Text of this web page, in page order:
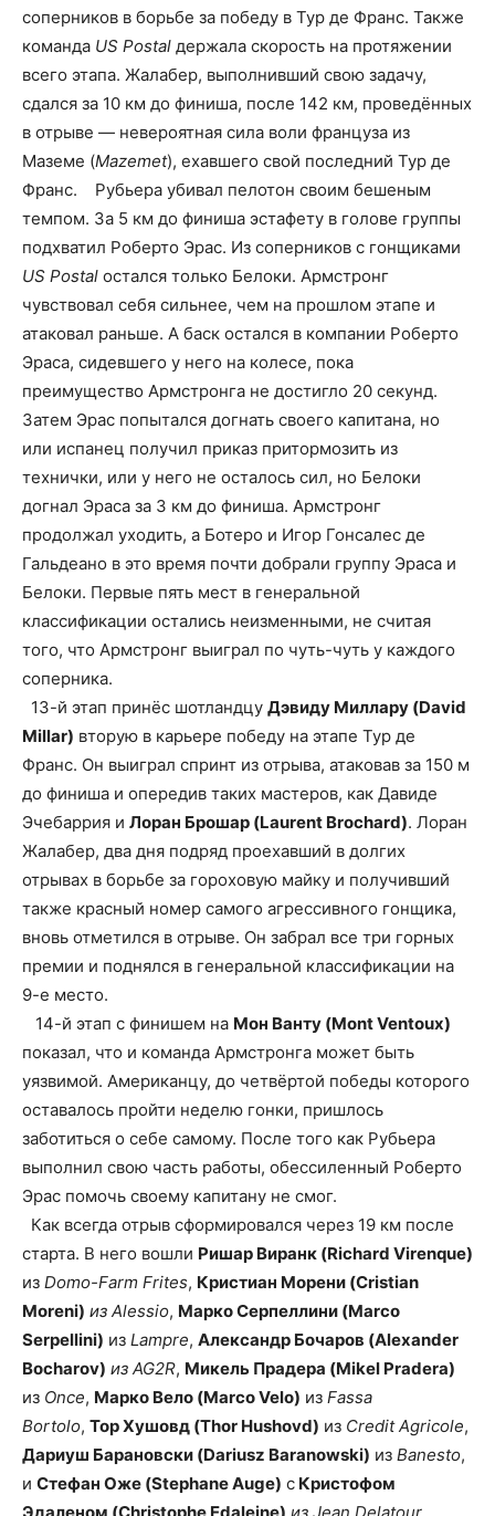
соперников в борьбе за победу в Тур де Франс. Также
команда US Postal держала скорость на протяжении
всего этапа. Жалабер, выполнивший свою задачу,
сдался за 10 км до финиша, после 142 км, проведённых
в отрыве — невероятная сила воли француза из
Маземе (Mazemet), ехавшего свой последний Тур де
Франс. Рубьера убивал пелотон своим бешеным
темпом. За 5 км до финиша эстафету в голове группы
подхватил Роберто Эрас. Из соперников с гонщиками
US Postal остался только Белоки. Армстронг
чувствовал себя сильнее, чем на прошлом этапе и
атаковал раньше. А баск остался в компании Роберто
Эраса, сидевшего у него на колесе, пока
преимущество Армстронга не достигло 20 секунд.
Затем Эрас попытался догнать своего капитана, но
или испанец получил приказ притормозить из
технички, или у него не осталось сил, но Белоки
догнал Эраса за 3 км до финиша. Армстронг
продолжал уходить, а Ботеро и Игор Гонсалес де
Гальдеано в это время почти добрали группу Эраса и
Белоки. Первые пять мест в генеральной
классификации остались неизменными, не считая
того, что Армстронг выиграл по чуть-чуть у каждого
соперника.
13-й этап принёс шотландцу Дэвиду Миллару (David
Millar) вторую в карьере победу на этапе Тур де
Франс. Он выиграл спринт из отрыва, атаковав за 150 м
до финиша и опередив таких мастеров, как Давиде
Эчебаррия и Лоран Брошар (Laurent Brochard). Лоран
Жалабер, два дня подряд проехавший в долгих
отрывах в борьбе за гороховую майку и получивший
также красный номер самого агрессивного гонщика,
вновь отметился в отрыве. Он забрал все три горных
премии и поднялся в генеральной классификации на
9-е место.
14-й этап с финишем на Мон Ванту (Mont Ventoux)
показал, что и команда Армстронга может быть
уязвимой. Американцу, до четвёртой победы которого
оставалось пройти неделю гонки, пришлось
заботиться о себе самому. После того как Рубьера
выполнил свою часть работы, обессиленный Роберто
Эрас помочь своему капитану не смог.
Как всегда отрыв сформировался через 19 км после
старта. В него вошли Ришар Виранк (Richard Virenque)
из Domo-Farm Frites, Кристиан Морени (Cristian
Moreni) из Alessio, Марко Серпеллини (Marco
Serpellini) из Lampre, Александр Бочаров (Alexander
Bocharov) из AG2R, Микель Прадера (Mikel Pradera)
из Once, Марко Вело (Marco Velo) из Fassa
Bortolo, Тор Хушовд (Thor Hushovd) из Credit Agricole,
Дариуш Барановски (Dariusz Baranowski) из Banesto,
и Стефан Оже (Stephane Auge) с Кристофом